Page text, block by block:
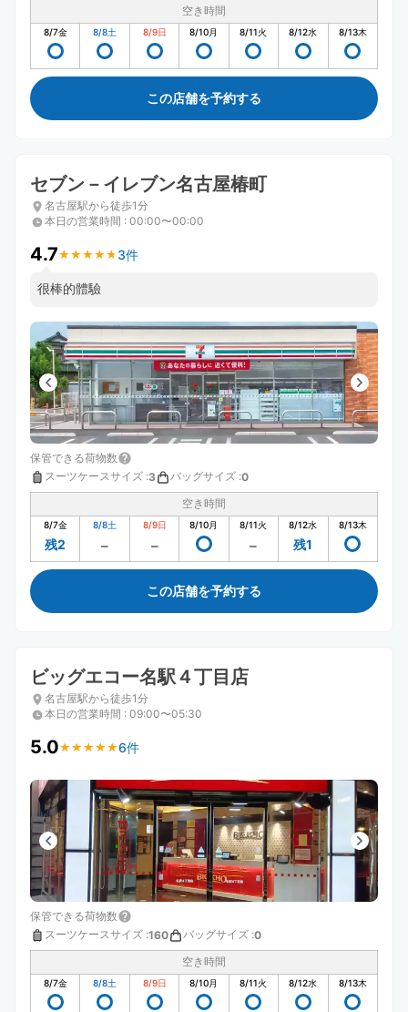
空き時間
8/7金 8/8土 8/9日 8/10月 8/11火 8/12水 8/13木
この店舗を予約する
セブン－イレブン名古屋椿町
名古屋駅から徒歩1分
本日の営業時間 : 00:00〜00:00
4.7★ ★ ★ ★ ★
★ ★ ★ ★ ★ 3件
很棒的體驗
保管できる荷物数
スーツケースサイズ :3 バッグサイズ :0
空き時間
8/7金
残2
8/8土 8/9日 8/10月 8/11火 8/12水
残1
8/13木
この店舗を予約する
ビッグエコー名駅４丁目店
名古屋駅から徒歩1分
本日の営業時間 : 09:00〜05:30
5.0★ ★ ★ ★ ★
★ ★ ★ ★ ★6件
保管できる荷物数
スーツケースサイズ :160 バッグサイズ :0
空き時間
8/7金 8/8土 8/9日 8/10月 8/11火 8/12水 8/13木